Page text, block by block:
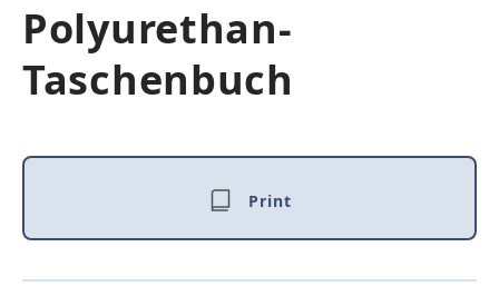
Polyurethan-
Taschenbuch
Print